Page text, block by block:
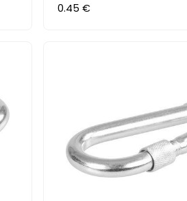
0.45 €